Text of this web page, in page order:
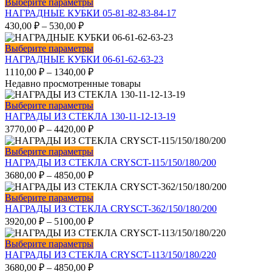
странице
товара.
Опции
можно
выбрать
на
странице
товара.
Выберите параметры
товар
несколько
вариаций.
Опции
можно
на
странице
товара.
НАГРАДНЫЕ КУБКИ 05-81-82-83-84-17
430,00 ₽ – 530,00 ₽
Выберите параметрыЭтот
товар
имеет
несколько
вариаций.
Опции
можно
выбрать
на
странице
товара.
НАГРАДНЫЕ КУБКИ 06-61-62-63-23
1110,00 ₽ – 1340,00 ₽
Недавно просмотренные товары
Выберите параметрыЭтот
товар
имеет
несколько
вариаций.
Опции
можно
выбрать
на
странице
товара.
НАГРАДЫ ИЗ СТЕКЛА 130-11-12-13-19
3770,00 ₽ – 4420,00 ₽
Выберите параметрыЭтот
товар
имеет
несколько
вариаций.
Опции
можно
выбрать
на
странице
товара.
НАГРАДЫ ИЗ СТЕКЛА CRYSCT-115/150/180/200
3680,00 ₽ – 4850,00 ₽
Выберите параметрыЭтот
товар
имеет
несколько
вариаций.
Опции
можно
НАГРАДЫ ИЗ СТЕКЛА CRYSCT-362/150/180/200
3920,00 ₽ – 5100,00 ₽
Выберите параметрыЭтот
товар
имеет
НАГРАДЫ ИЗ СТЕКЛА CRYSCT-113/150/180/220
3680,00 ₽ – 4850,00 ₽